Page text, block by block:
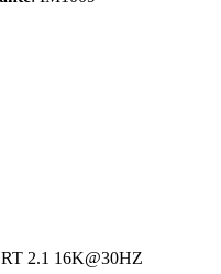
2.1 16K@30HZ